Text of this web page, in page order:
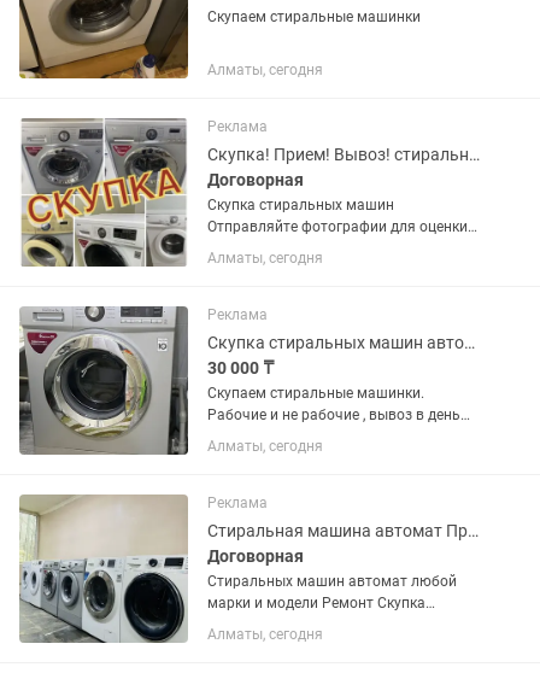
Скупаем стиральные машинки
Алматы, сегодня
Реклама
Скупка! Прием! Вывоз! стиральных машин
Договорная
Скупка стиральных машин
Отправляйте фотографии для оценки
Вывоз по городу и за городом Выезд в
течении часа Демонтируем сами
Алматы, сегодня
Реклама
Скупка стиральных машин автомат
30 000 ₸
Скупаем стиральные машинки.
Рабочие и не рабочие , вывоз в день
обращение
Алматы, сегодня
Реклама
Стиральная машина автомат Продажа Ремонт Скупка Алматы
Договорная
Стиральных машин автомат любой
марки и модели Ремонт Скупка
стиральных машин автомат
Утилизация стиральных машин
Алматы, сегодня